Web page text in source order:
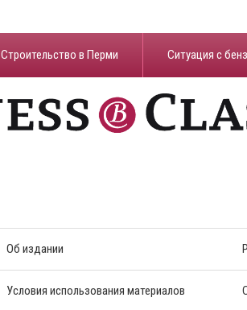
Строительство в Перми ​Ситуация с
Об издании
Условия использования материалов